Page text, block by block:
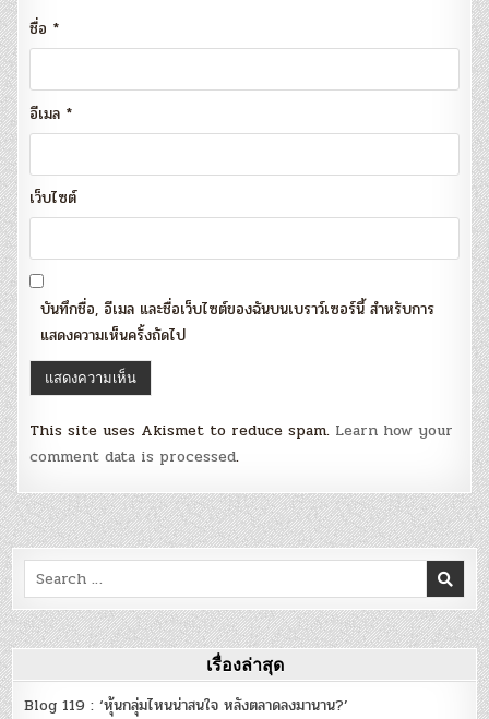
ชื่อ *
อีเมล *
เว็บไซต์
บันทึกชื่อ, อีเมล และชื่อเว็บไซต์ของฉันบนเบราว์เซอร์นี้ สำหรับการ
แสดงความเห็นครั้งถัดไป
This site uses Akismet to reduce spam. Learn how your
comment data is processed.
Search
for:
เรื่องล่าสุด
Blog 119 : ‘หุ้นกลุ่มไหนน่าสนใจ หลังตลาดลงมานาน?’